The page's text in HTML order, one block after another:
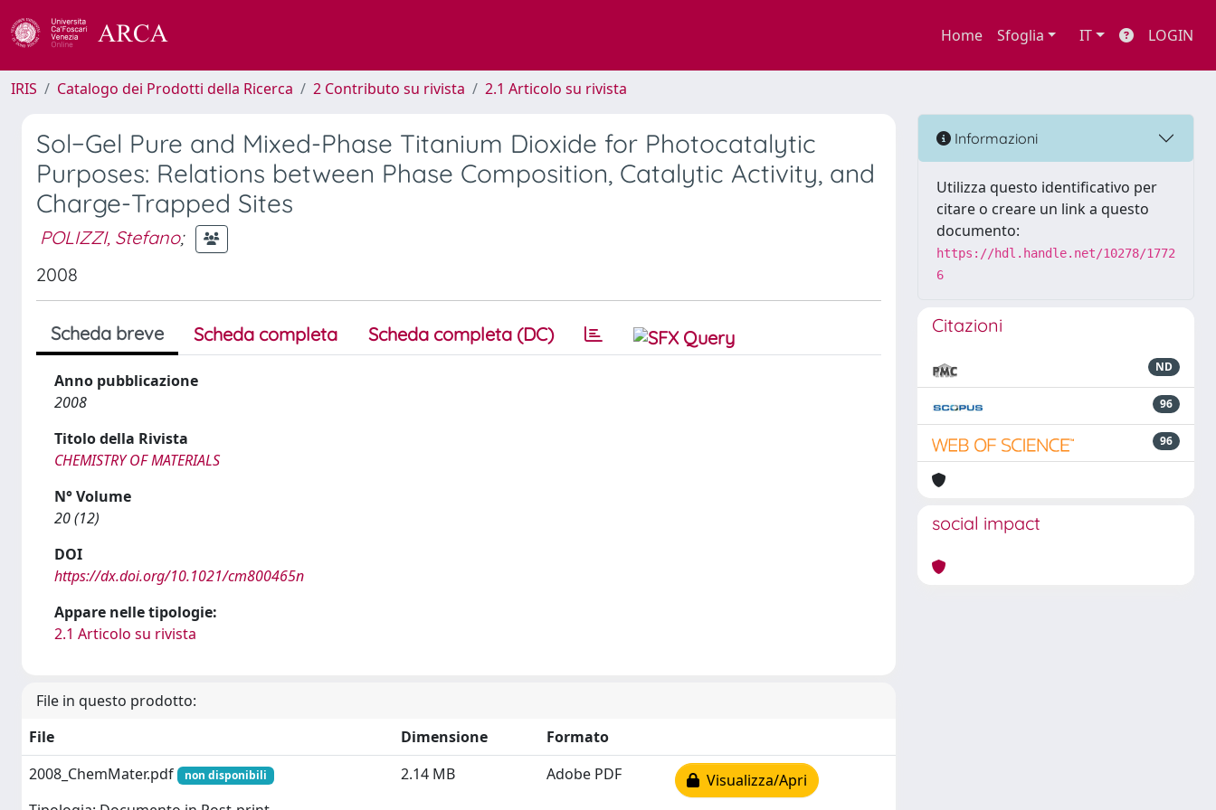
Home Sfoglia IT LOGIN
IRIS Catalogo dei Prodotti della Ricerca 2 Contributo su rivista 2.1 Articolo su rivista
Sol−Gel Pure and Mixed-Phase Titanium Dioxide for Photocatalytic
Purposes: Relations between Phase Composition, Catalytic Activity, and
Charge-Trapped Sites
POLIZZI, Stefano;
2008
Scheda breve Scheda completa Scheda completa (DC)
Anno pubblicazione
2008
Titolo della Rivista
CHEMISTRY OF MATERIALS
N° Volume
20 (12)
DOI
https://dx.doi.org/10.1021/cm800465n
Appare nelle tipologie:
2.1 Articolo su rivista
File in questo prodotto:
File
Dimensione
Formato
2008_ChemMater.pdf
non disponibili 2.14 MB Adobe PDF Visualizza/Apri
Informazioni
Utilizza questo identificativo per
citare o creare un link a questo
documento:
https://hdl.handle.net/10278/1772
6
Citazioni
ND
96
96
social impact